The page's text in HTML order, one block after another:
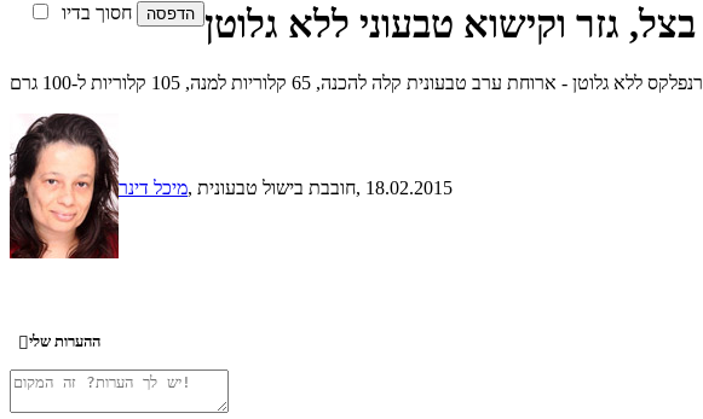
חסוך בדיו גזר וקישוא טבעוני ללא גלוטן
ערב טבעונית קלה להכנה, 65 קלוריות למנה, 105 קלוריות ל-100 גרם
מיכל דינר , חובבת בישול טבעונית, 18.02.2015
ההערות שלי